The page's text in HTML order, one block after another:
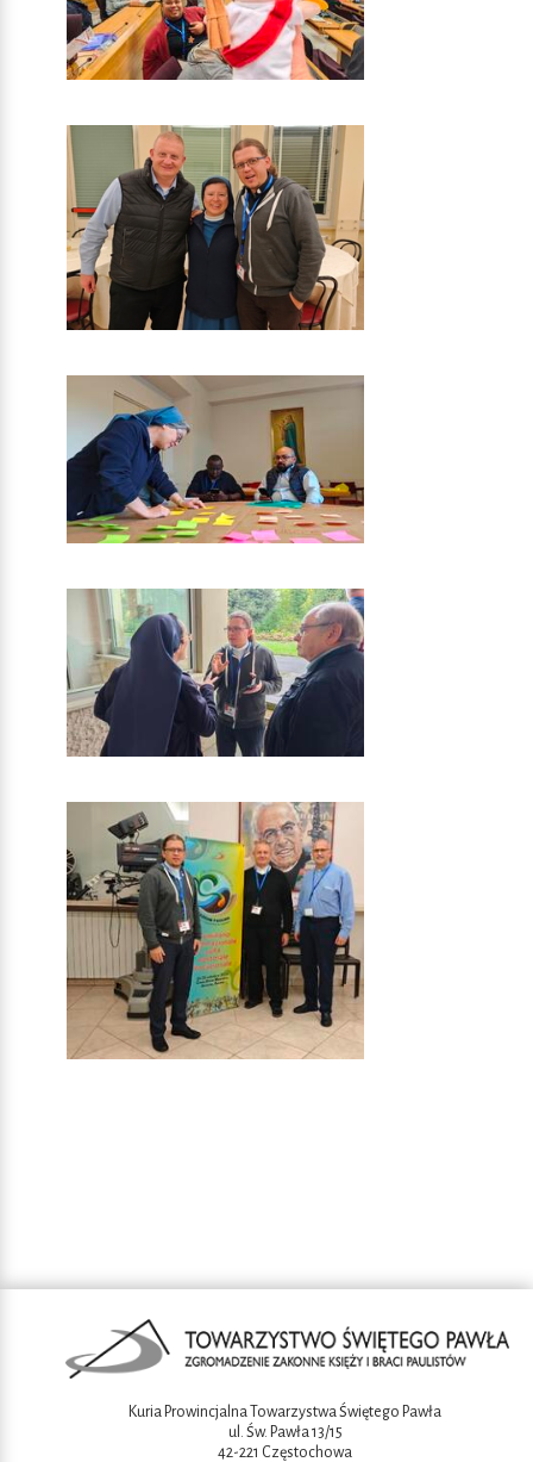
Kuria Prowincjalna Towarzystwa Świętego Pawła
ul. Św. Pawła 13/15
42-221 Częstochowa